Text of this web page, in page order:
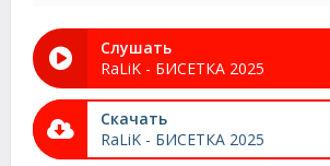
Слушать
RaLiK - БИСЕТКА 2025
Скачать
RaLiK - БИСЕТКА 2025